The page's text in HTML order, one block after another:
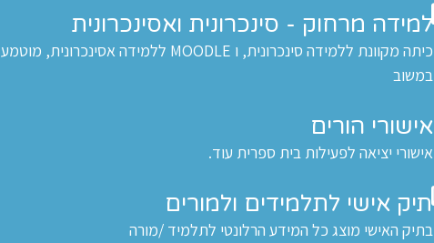
למידה מרחוק - סינכרונית ואסינכרונית
כיתה מקוונת ללמידה סינכרונית, ו MOODLE ללמידה אסינכרונית, מוטמע
במשוב
אישורי הורים
אישורי יציאה לפעילות בית ספרית עוד.
תיק אישי לתלמידים ולמורים
בתיק האישי מוצג כל המידע הרלונטי לתלמיד /מורה